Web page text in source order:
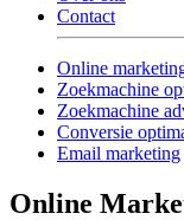
Contact
Online
Zoekmachine
Zoekmachine
Conversie
Email marketing
Online